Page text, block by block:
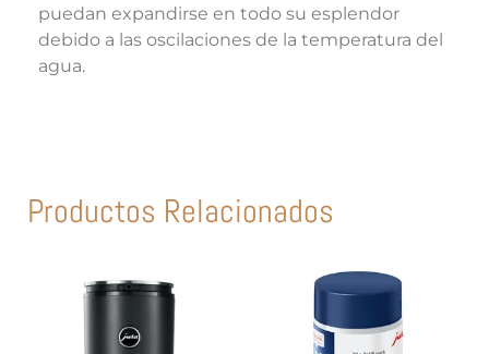
puedan expandirse en todo su esplendor
debido a las oscilaciones de la temperatura del
agua.
Productos Relacionados